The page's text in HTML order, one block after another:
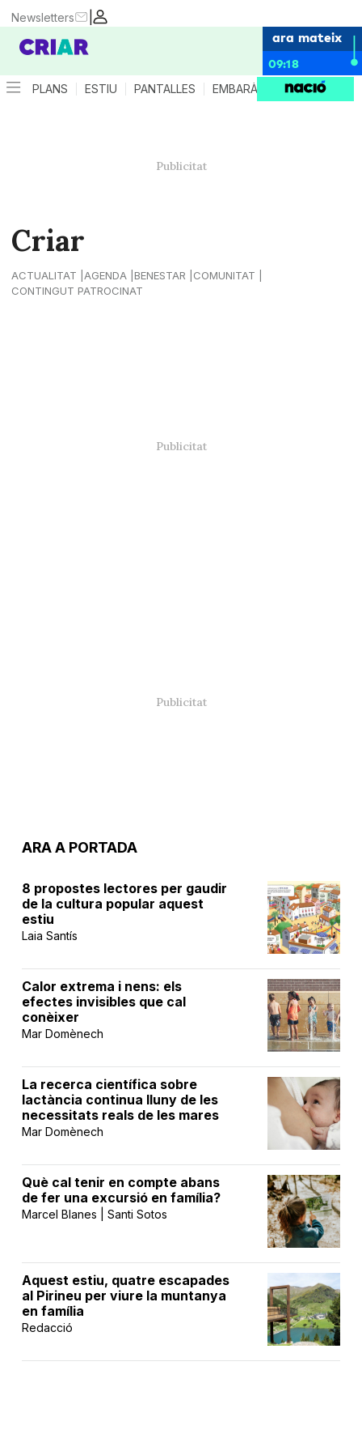
|
Newsletters
ara mateix
09:18
PLANS ESTIU PANTALLES EMBARÀS CRIANÇA
Criar
ACTUALITAT AGENDA BENESTAR
COMUNITAT
CONTINGUT PATROCINAT
ARA A PORTADA
8 propostes lectores per gaudir
de la cultura popular aquest
estiu
Laia Santís
Calor extrema i nens: els
efectes invisibles que cal
conèixer
Mar Domènech
La recerca científica sobre
lactància continua lluny de les
necessitats reals de les mares
Mar Domènech
Què cal tenir en compte abans
de fer una excursió en família?
Marcel Blanes | Santi Sotos
Aquest estiu, quatre escapades
al Pirineu per viure la muntanya
en família
Redacció